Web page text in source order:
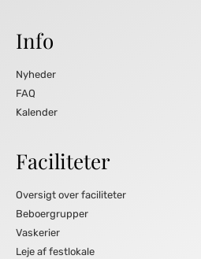
Info
Nyheder
FAQ
Kalender
Faciliteter
Oversigt over faciliteter
Beboergrupper
Vaskerier
Leje af festlokale